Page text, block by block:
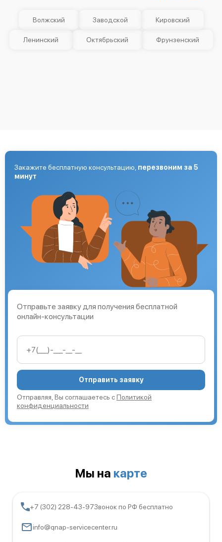
Волжский Заводской Кировский
Ленинский Октябрьский Фрунзенский
Отправьте заявку для получения бесплатной
онлайн-консультации
Отправить заявку
Отправляя, Вы соглашаетесь сПолитикой
конфиденциальности
Закажите бесплатную консультацию, перезвоним за 5
минут
Мы на карте
+7 (302) 228-43-97Звонок по РФ бесплатно
info@qnap-servicecenter.ru